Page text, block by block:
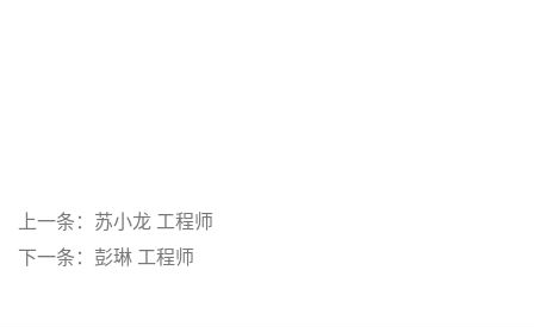
上一条： 苏小龙 工程师
下一条： 彭琳 工程师